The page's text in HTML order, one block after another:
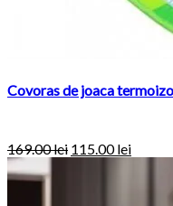
Covoras de joaca
169.00lei 115.00lei